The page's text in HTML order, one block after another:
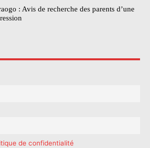
: Avis de recherche des parents d’une
de confidentialité